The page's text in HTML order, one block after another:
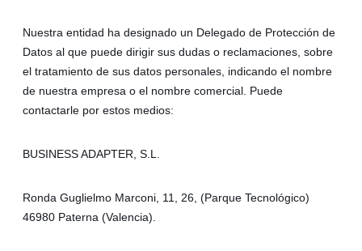
Nuestra entidad ha designado un Delegado de Protección de
Datos al que puede dirigir sus dudas o reclamaciones, sobre
el tratamiento de sus datos personales, indicando el nombre
de nuestra empresa o el nombre comercial. Puede
contactarle por estos medios:
BUSINESS ADAPTER, S.L.
Ronda Guglielmo Marconi, 11, 26, (Parque Tecnológico)
46980 Paterna (Valencia).